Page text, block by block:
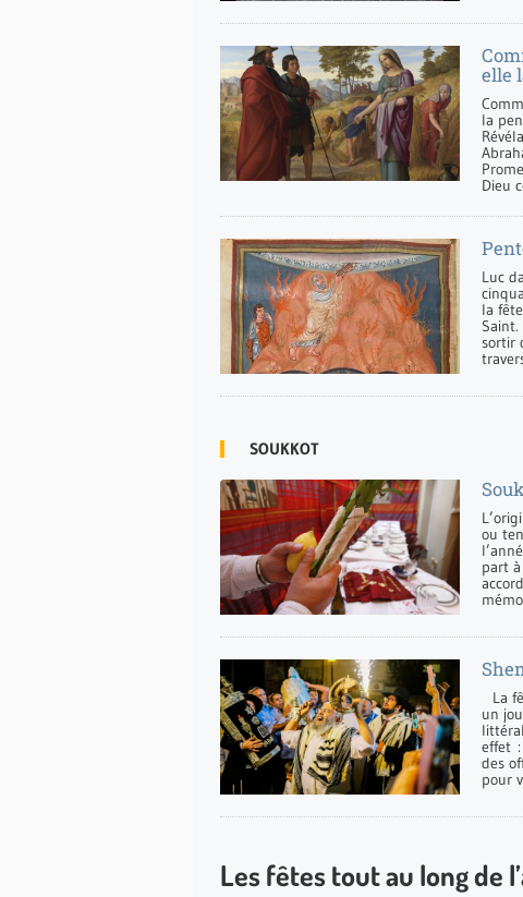
elle
la
Dieu
Luc
la
sortir
SOUKKOT
ou
part
La
un
effet
des
pour
Les fêtes tout au long de